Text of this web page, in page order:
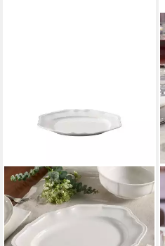
VILLEROY & BOCH
Servierplatte Manoir ovale
Platte 37cm
ab 45,99 € 83,90 €
-45%